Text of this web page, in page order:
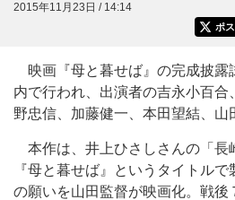
2015年11月23日 / 14:14
ポ
映画『母と暮せば』の完成披露
内で行われ、出演者の吉永小百
野忠信、加藤健一、本田望結、山
本作は、井上ひさしさんの「長
『母と暮せば』というタイトル
の願いを山田監督が映画化。戦後